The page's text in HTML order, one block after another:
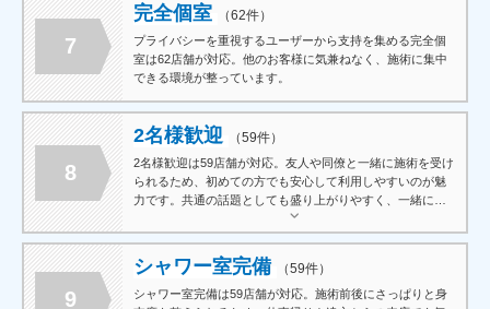
7
完全個室 （62件）
プライバシーを重視するユーザーから支持を集める完全個
室は62店舗が対応。他のお客様に気兼ねなく、施術に集中
できる環境が整っています。
8
2名様歓迎 （59件）
2名様歓迎は59店舗が対応。友人や同僚と一緒に施術を受け
られるため、初めての方でも安心して利用しやすいのが魅
力です。共通の話題としても盛り上がりやすく、一緒に訪
れる楽しみが広がります。スケジュールを合わせて気軽に
利用できるのも嬉しいポイントです。
9
シャワー室完備 （59件）
シャワー室完備は59店舗が対応。施術前後にさっぱりと身